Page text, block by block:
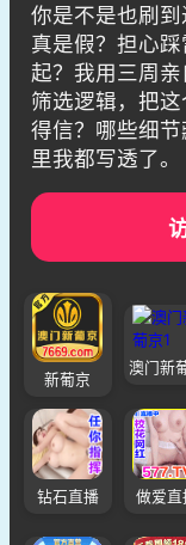
你是不是也刷到
真是假？担心
起？我用三周
筛选逻辑，把
得信？哪些细
里我都写透了。
新葡京
澳门新
钻石直播 做爱直